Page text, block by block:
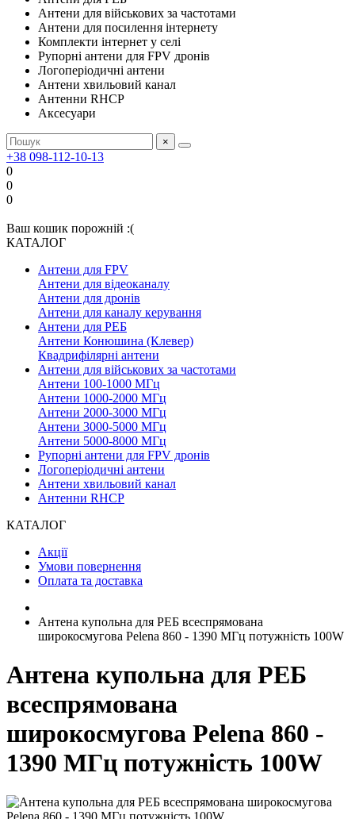
Антени для військових за частотами
Антени для посилення інтернету
Комплекти інтернет у селі
Рупорні антени для FPV дронів
Логоперіодичні антени
Антени хвильовий канал
Антенни RHCP
Аксесуари
×
+38 098-112-10-13
0
0
0
Ваш кошик порожній :(
КАТАЛОГ
Антени для FPV
Антени для відеоканалу
Антени для дронів
Антени для каналу керування
Антени для РЕБ
Антени Конюшина (Клевер)
Квадрифілярні антени
Антени для військових за частотами
Антени 100-1000 МГц
Антени 1000-2000 МГц
Антени 2000-3000 МГц
Антени 3000-5000 МГц
Антени 5000-8000 МГц
Рупорні антени для FPV дронів
Логоперіодичні антени
Антени хвильовий канал
Антенни RHCP
КАТАЛОГ
Акції
Умови повернення
Оплата та доставка
Антена купольна для РЕБ всеспрямована
широкосмугова Pelena 860 - 1390 МГц потужність 100W
Антена купольна для РЕБ
всеспрямована
широкосмугова Pelena 860 -
1390 МГц потужність 100W